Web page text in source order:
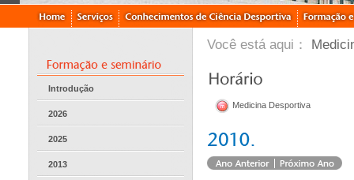
Introdução
2026
2025
2013
Você está aqui：
Medicina Desportiva